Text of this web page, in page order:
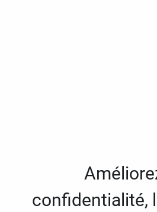
confidentialité,